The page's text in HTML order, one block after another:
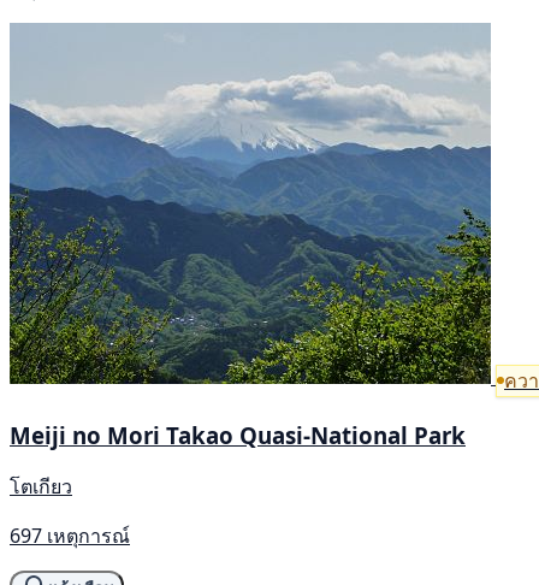
คว
Meiji no Mori Takao Quasi-National Park
โตเกียว
697 เหตุการณ์